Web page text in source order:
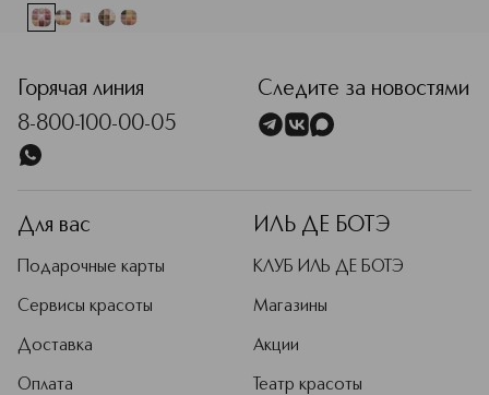
Горячая линия
8-800-100-00-05
Следите за новостями
Для вас
Подарочные карты
Сервисы красоты
Доставка
Оплата
ИЛЬ ДЕ БОТЭ
КЛУБ ИЛЬ ДЕ БОТЭ
Магазины
Акции
Театр красоты